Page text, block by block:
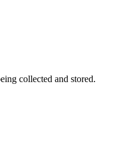
collected and stored.